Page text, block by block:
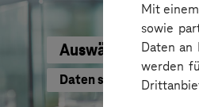
Mit
sowie
Daten an
werden
Auswärtiges Amt
Daten schneller nutzen